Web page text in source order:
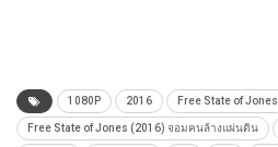
1080P 2016 Free State of Jones
Free State of Jones (2016) จอมคนล้างแผ่นดิน